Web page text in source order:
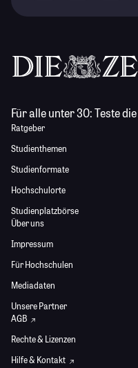
Für alle unter 30:Teste die
Ratgeber
Studienthemen
Studienformate
Hochschulorte
Studienplatzbörse
Über uns
Impressum
Für Hochschulen
Mediadaten
Unsere Partner
AGB
Rechte & Lizenzen
Hilfe & Kontakt